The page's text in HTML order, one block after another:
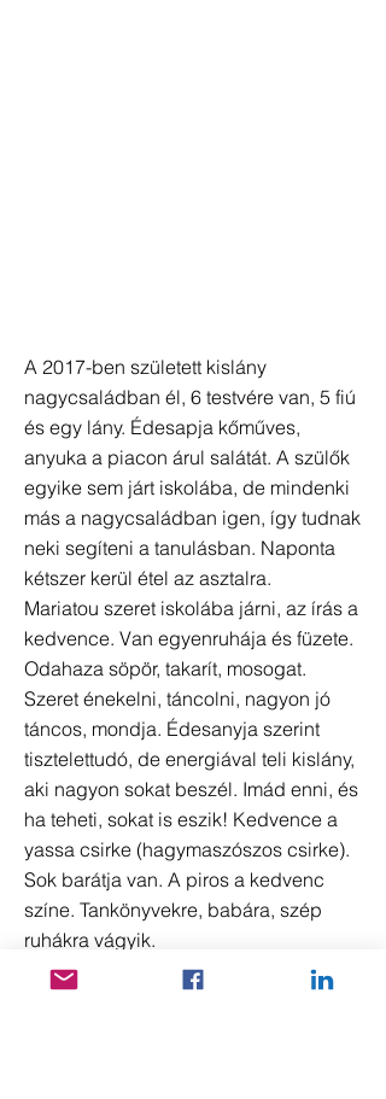
A 2017-ben született kislány
nagycsaládban él, 6 testvére van, 5 fiú
és egy lány. Édesapja kőműves,
anyuka a piacon árul salátát. A szülők
egyike sem járt iskolába, de mindenki
más a nagycsaládban igen, így tudnak
neki segíteni a tanulásban. Naponta
kétszer kerül étel az asztalra.
Mariatou szeret iskolába járni, az írás a
kedvence. Van egyenruhája és füzete.
Odahaza söpör, takarít, mosogat.
Szeret énekelni, táncolni, nagyon jó
táncos, mondja. Édesanyja szerint
tisztelettudó, de energiával teli kislány,
aki nagyon sokat beszél. Imád enni, és
ha teheti, sokat is eszik! Kedvence a
yassa csirke (hagymaszószos csirke).
Sok barátja van. A piros a kedvenc
színe. Tankönyvekre, babára, szép
ruhákra vágyik.